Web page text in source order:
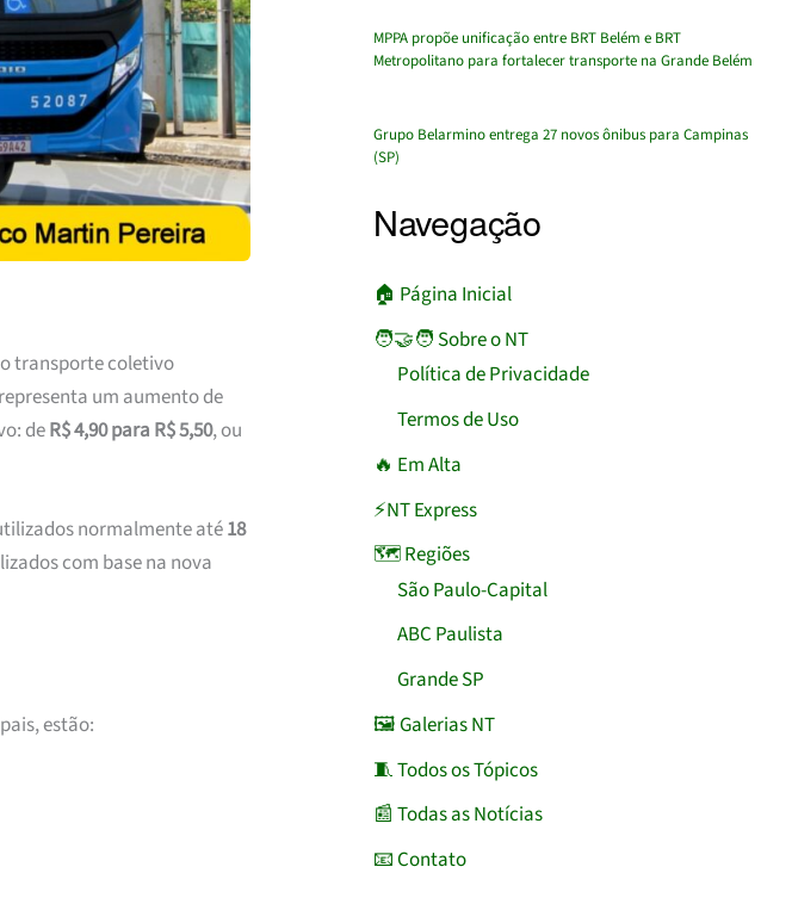
transporte coletivo
um aumento de
deR$ 4,90 para R$ 5,50, ou
normalmente até18
com base na nova
estão:
MPPA propõe unificação entre BRT Belém e BRT
Metropolitano para fortalecer transporte na Grande Belém
Grupo Belarmino entrega 27 novos ônibus para Campinas
(SP)
Navegação
🏠︎ Página Inicial
🧑‍🤝‍🧑 Sobre o NT
Política de Privacidade
Termos de Uso
🔥 Em Alta
⚡NT Express
🗺️ Regiões
São Paulo-Capital
ABC Paulista
Grande SP
🖼️ Galerias NT
🧵 Todos os Tópicos
📰 Todas as Notícias
📧 Contato